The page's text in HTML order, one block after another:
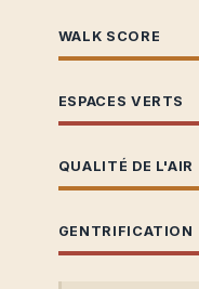
WALK SCORE
ESPACES VERTS
QUALITÉ DE L'AIR
GENTRIFICATION